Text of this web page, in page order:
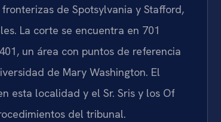
de Spotsylvania y Stafford,
La corte se encuentra en 701
un área con puntos de referencia
de Mary Washington. El
esta localidad y el Sr. Sris y los Of
del tribunal.